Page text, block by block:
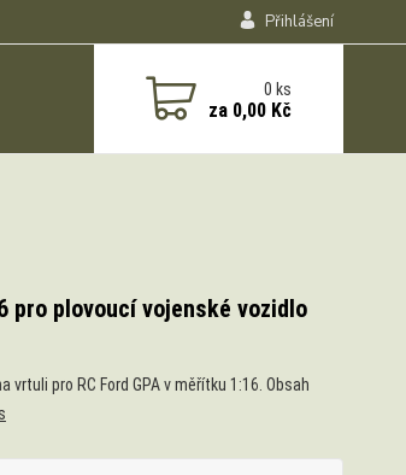
Přihlášení
0ks
za 0,00 Kč
pro plovoucí vojenské vozidlo
vrtuli pro RC Ford GPA v měřítku 1:16. Obsah